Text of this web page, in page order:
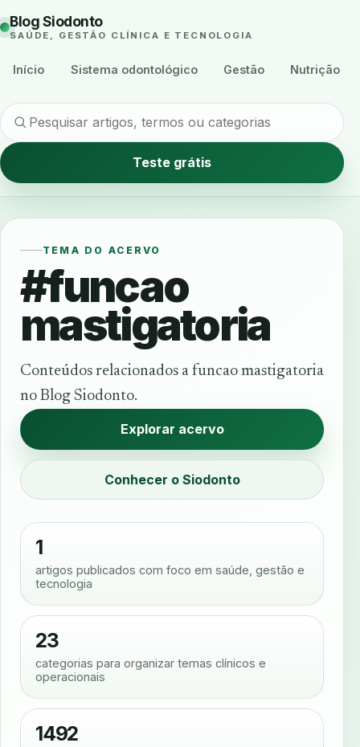
Blog Siodonto
SAÚDE, GESTÃO CLÍNICA E TECNOLOGIA
Início Sistema odontológico Gestão Nutrição
Teste grátis
TEMA DO ACERVO
#funcao
mastigatoria
Conteúdos relacionados a funcao mastigatoria
no Blog Siodonto.
Explorar acervo
Conhecer o Siodonto
1
artigos publicados com foco em saúde, gestão e
tecnologia
23
categorias para organizar temas clínicos e
operacionais
1492